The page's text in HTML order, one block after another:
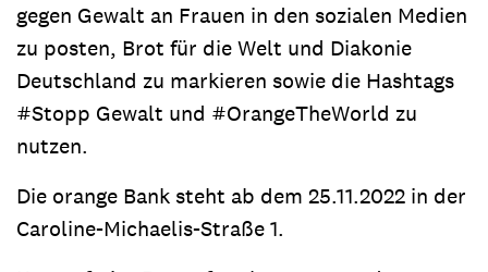
gegen Gewalt an Frauen in den sozialen Medien
zu posten, Brot für die Welt und Diakonie
Deutschland zu markieren sowie die Hashtags
#Stopp Gewalt und #OrangeTheWorld zu
nutzen.
Die orange Bank steht ab dem 25.11.2022 in der
Caroline-Michaelis-Straße 1.